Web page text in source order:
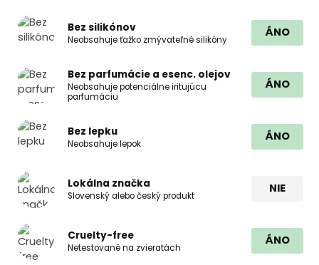
Bez silikónov
Neobsahuje ťažko zmývateľné silikóny
ÁNO
Bez parfumácie a esenc. olejov
Neobsahuje potenciálne iritujúcu
parfumáciu
ÁNO
Bez lepku
Neobsahuje lepok
ÁNO
Lokálna značka
Slovenský alebo český produkt
NIE
Cruelty-free
Netestované na zvieratách
ÁNO